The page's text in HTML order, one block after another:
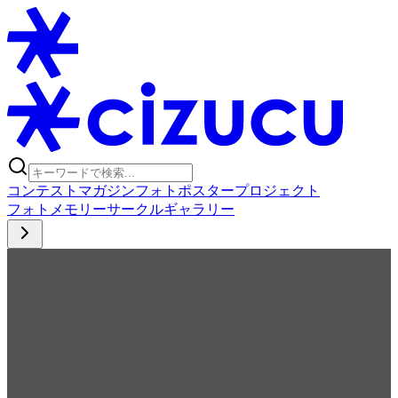
コンテスト マガジンフォトポスタープロジェクト
フォト メモリーサークルギャラリー